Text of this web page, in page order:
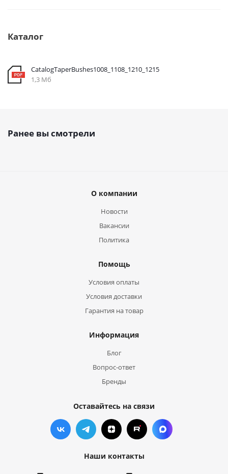
Каталог
CatalogTaperBushes1008_1108_1210_1215
1,3 Мб
Ранее вы смотрели
О компании
Новости
Вакансии
Политика
Помощь
Условия оплаты
Условия доставки
Гарантия на товар
Информация
Блог
Вопрос-ответ
Бренды
Оставайтесь на связи
Наши контакты